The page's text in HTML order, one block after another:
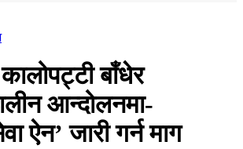
बाँधेर
आन्दोलनमा-
ऐन’ जारी गर्न माग